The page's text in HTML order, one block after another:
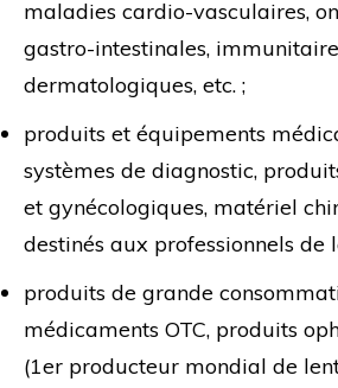
maladies cardio-vasculaires,
gastro-intestinales,
dermatologiques, etc. ;
produits et équipements
systèmes de diagnostic,
et gynécologiques, matériel
destinés aux professionnels de
produits de grande
médicaments OTC, produits
(1er producteur mondial de